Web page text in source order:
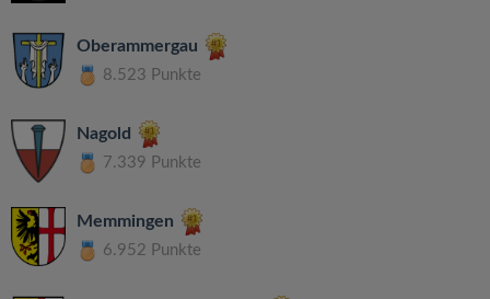
Oberammergau
8.523 Punkte
Nagold
7.339 Punkte
Memmingen
6.952 Punkte